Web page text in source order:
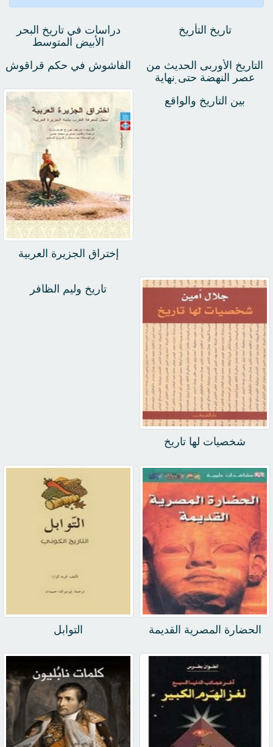
تاريخ التأريخ
دراسات في تاريخ البحر
الأبيض المتوسط
التاريخ الأوربى الحديث من
عصر النهضة حتى نهاية
الفاشوش في حكم قراقوش
بين التاريخ والواقع
إختراق الجزيرة العربية
شخصيات لها تاريخ
تاريخ وليم الظافر
الحضارة المصرية القديمة التوابل